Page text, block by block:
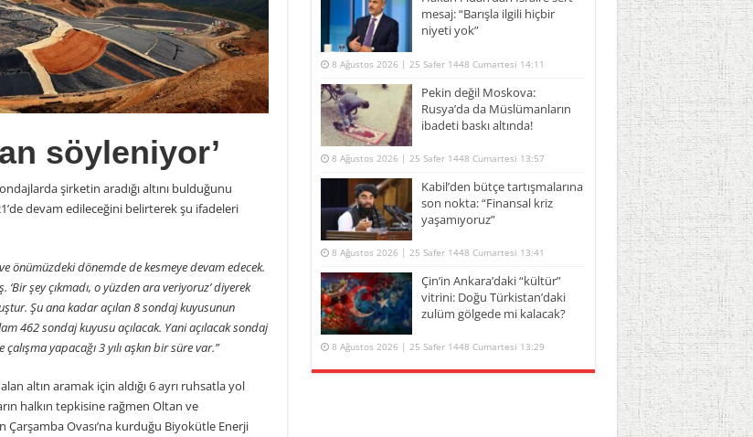
söyleniyor’
şirketin aradığı altını bulduğunu
devam edileceğini belirterek şu ifadeleri
önümüzdeki dönemde de kesmeye devam edecek.
şey çıkmadı, o yüzden ara veriyoruz’ diyerek
Şu ana kadar açılan 8 sondaj kuyusunun
462 sondaj kuyusu açılacak. Yani açılacak sondaj
yapacağı 3 yılı aşkın bir süre var.”
altın aramak için aldığı 6 ayrı ruhsatla yol
halkın tepkisine rağmen Oltan ve
Ovası’na kurduğu Biyokütle Enerji
mesaj: “Barışla ilgili hiçbir
niyeti yok”
8 Ağustos 2026 | 25 Safer 1448 Cumartesi 14:11
Pekin değil Moskova:
Rusya’da da Müslümanların
ibadeti baskı altında!
8 Ağustos 2026 | 25 Safer 1448 Cumartesi 13:57
Kabil’den bütçe tartışmalarına
son nokta: “Finansal kriz
yaşamıyoruz”
8 Ağustos 2026 | 25 Safer 1448 Cumartesi 13:41
Çin’in Ankara’daki “kültür”
vitrini: Doğu Türkistan’daki
zulüm gölgede mi kalacak?
8 Ağustos 2026 | 25 Safer 1448 Cumartesi 13:29